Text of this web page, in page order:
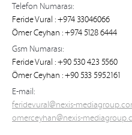
Telefon Numarası:
Feride Vural : +974 33046066
Ömer Ceyhan : +974 5128 6444
Gsm Numarası:
Feride Vural : +90 530 423 5560
Ömer Ceyhan : +90 533 5952161
E-mail:
feridevural@nexis-
omerceyhan@nexis-